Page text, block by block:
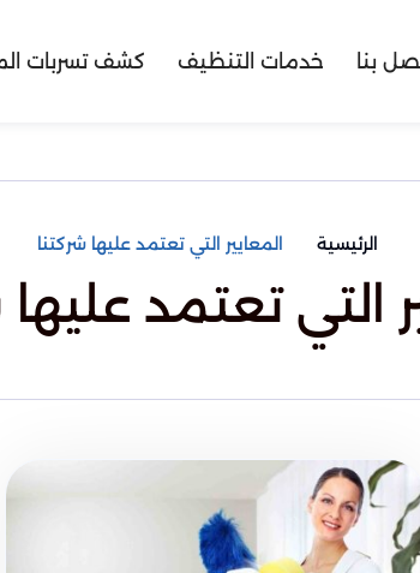
بنا خدمات التنظيف كشف تسربات
الرئيسية المعايير التي تعتمد عليها شركتنا
التي تعتمد عليها